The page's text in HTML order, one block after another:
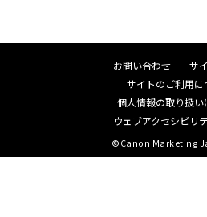
「本契約」のいずれか
部が法律により無効で
合でも、その他の条項
するものとします。
■Version 1.1.0 の変更内容：
1. 内蔵ストロボ機能設定で
設定を変更後、カメラのバッ
化される現象を修正しました
お問い合わせ
サ
サイトのご利用に
個人情報の取り扱い
ウェブアクセシビリ
©Canon Marketing